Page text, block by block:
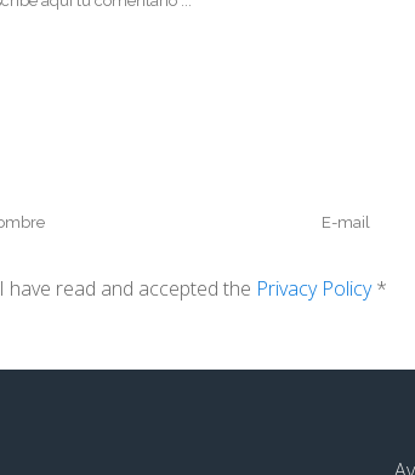
I have read and accepted the Privacy Policy*